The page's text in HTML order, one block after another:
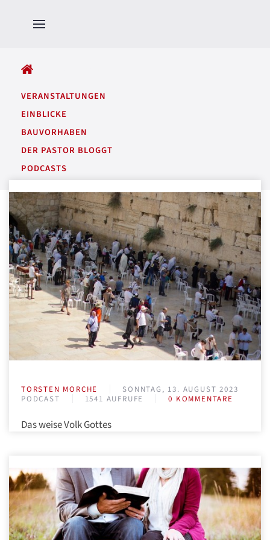
VERANSTALTUNGEN
EINBLICKE
BAUVORHABEN
DER PASTOR BLOGGT
PODCASTS
TORSTEN MORCHE
SONNTAG, 13. AUGUST 2023
PODCAST
1541 AUFRUFE 0 KOMMENTARE
Das weise Volk Gottes